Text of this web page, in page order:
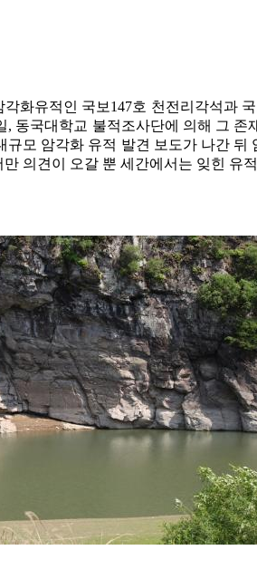
화유적인 국보147호 천전리각석과
, 동국대학교 불적조사단에 의해 그
모 암각화 유적 발견 보도가 나간
의견이 오갈 뿐 세간에서는 잊힌 유